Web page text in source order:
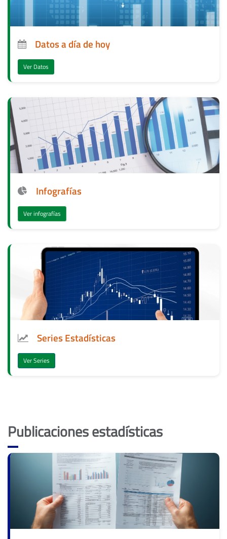
Datos a día de hoy
Ver Datos
Infografías
Ver infografías
Series Estadísticas
Ver Series
Publicaciones estadísticas